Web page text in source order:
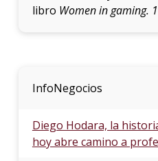
libro Women in gaming.
InfoNegocios
Diego Hodara, la
hoy abre camino a